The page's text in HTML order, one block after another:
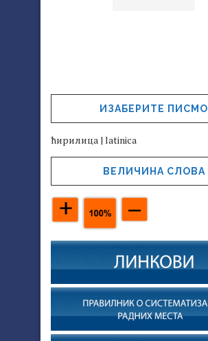
ИЗАБЕРИТЕ ПИСМО
ћирилица | latinica
ВЕЛИЧИНА СЛОВА